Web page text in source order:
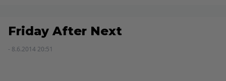
Friday After Next
- 8.6.2014 20:51